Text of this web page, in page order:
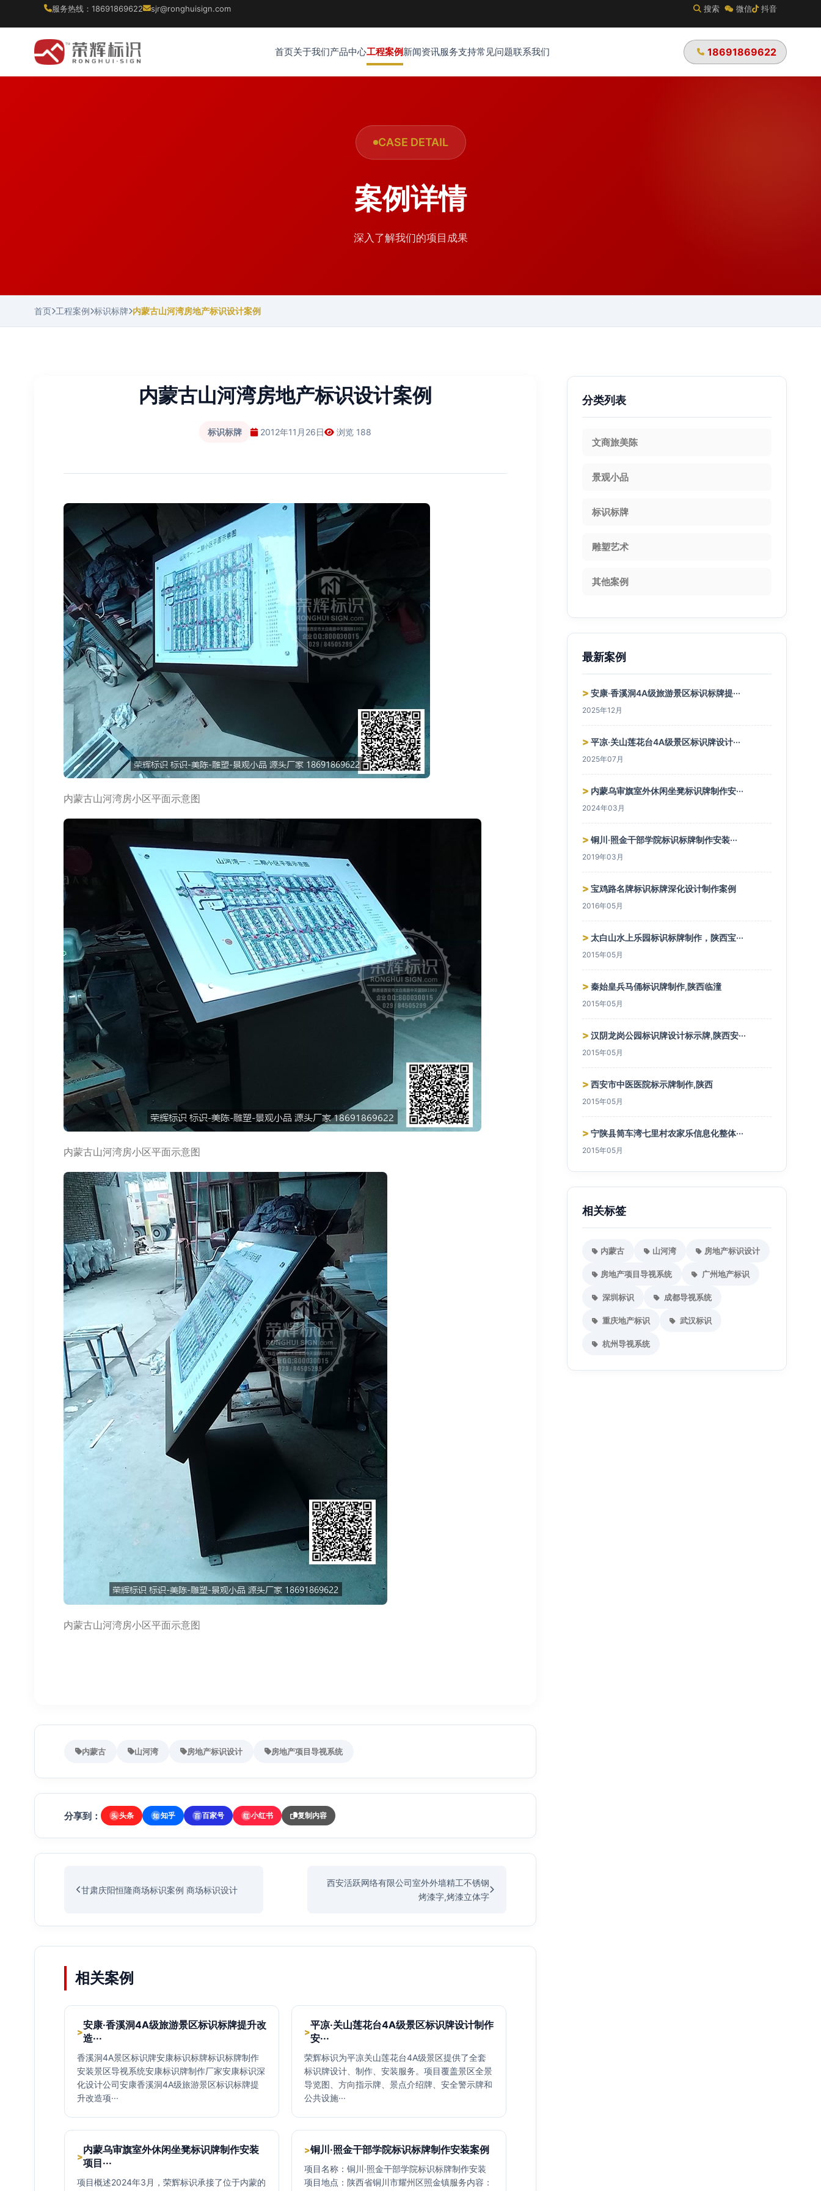
服务热线：18691869622 sjr@ronghuisign.com 搜索 微信 抖音
首页关于我们产品中心工程案例新闻资讯服务支持常见问题联系我们 18691869622
CASE DETAIL
案例详情
深入了解我们的项目成果
首页 工程案例 标识标牌 内蒙古山河湾房地产标识设计案例
内蒙古山河湾房地产标识设计案例
标识标牌 2012年11月26日 浏览 188
内蒙古山河湾房小区平面示意图
内蒙古山河湾房小区平面示意图
内蒙古山河湾房小区平面示意图
分类列表
文商旅美陈
景观小品
标识标牌
雕塑艺术
其他案例
最新案例
> 安康·香溪洞4A级旅游景区标识标牌提···
2025年12月
> 平凉·关山莲花台4A级景区标识牌设计···
2025年07月
> 内蒙乌审旗室外休闲坐凳标识牌制作安···
2024年03月
> 铜川·照金干部学院标识标牌制作安装···
2019年03月
> 宝鸡路名牌标识标牌深化设计制作案例
2016年05月
> 太白山水上乐园标识标牌制作，陕西宝···
2015年05月
> 秦始皇兵马俑标识牌制作,陕西临潼
2015年05月
> 汉阴龙岗公园标识牌设计标示牌,陕西安···
2015年05月
> 西安市中医医院标示牌制作,陕西
2015年05月
> 宁陕县筒车湾七里村农家乐信息化整体···
2015年05月
相关标签
内蒙古 山河湾 房地产标识设计
房地产项目导视系统 广州地产标识
深圳标识 成都导视系统
重庆地产标识 武汉标识
杭州导视系统
内蒙古 山河湾 房地产标识设计 房地产项目导视系统
分享到： 头 头条 知 知乎 百 百家号 红 小红书 复制内容
甘肃庆阳恒隆商场标识案例 商场标识设计
西安活跃网络有限公司室外外墙精工不锈钢
烤漆字,烤漆立体字
相关案例
>
安康·香溪洞4A级旅游景区标识标牌提升改
造···
香溪洞4A景区标识牌安康标识标牌标识标牌制作
安装景区导视系统安康标识牌制作厂家安康标识深
化设计公司安康香溪洞4A级旅游景区标识标牌提
升改造项···
>
平凉·关山莲花台4A级景区标识牌设计制作
安···
荣辉标识为平凉关山莲花台4A级景区提供了全套
标识牌设计、制作、安装服务。项目覆盖景区全景
导览图、方向指示牌、景点介绍牌、安全警示牌和
公共设施···
>
内蒙乌审旗室外休闲坐凳标识牌制作安装
项目···
项目概述2024年3月，荣辉标识承接了位于内蒙的
>铜川·照金干部学院标识标牌制作安装案例
项目名称：铜川·照金干部学院标识标牌制作安装
项目地点：陕西省铜川市耀州区照金镇服务内容：